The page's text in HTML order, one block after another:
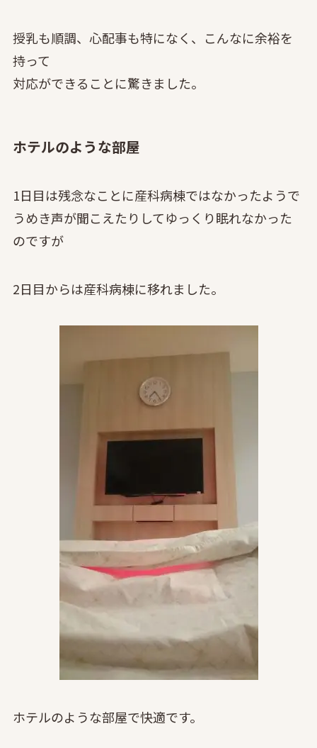
授乳も順調、心配事も特になく、こんなに余裕を
持って
対応ができることに驚きました。
ホテルのような部屋
1日目は残念なことに産科病棟ではなかったようで
うめき声が聞こえたりしてゆっくり眠れなかった
のですが
2日目からは産科病棟に移れました。
ホテルのような部屋で快適です。